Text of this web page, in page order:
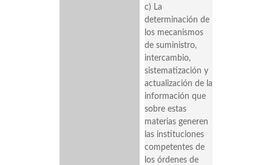
c) La
determinación de
los mecanismos
de suministro,
intercambio,
sistematización y
actualización de la
información que
sobre estas
materias generen
las instituciones
competentes de
los órdenes de